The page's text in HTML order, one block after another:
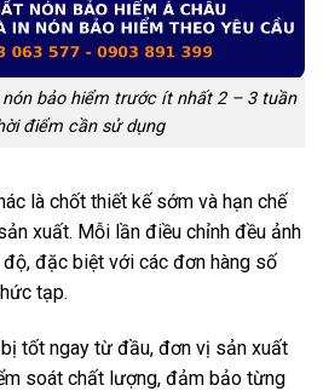
bảo hiểm trước ít nhất 2 – 3 tuần
điểm cần sử dụng
là chốt thiết kế sớm và hạn chế
xuất. Mỗi lần điều chỉnh đều ảnh
đặc biệt với các đơn hàng số
tạp.
tốt ngay từ đầu, đơn vị sản xuất
soát chất lượng, đảm bảo từng